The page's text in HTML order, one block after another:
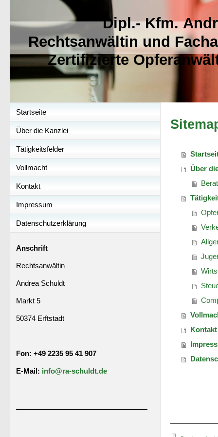
Dipl.- Kfm.
Rechtsanwältin und
Zertifizierte
Startseite
Über die Kanzlei
Tätigkeitsfelder
Vollmacht
Kontakt
Impressum
Datenschutzerklärung
Anschrift
Rechtsanwältin
Andrea Schuldt
Markt 5
50374 Erftstadt
Fon: +49 2235 95 41 907
E-Mail: info@ra-schuldt.de
Über
Kontakt